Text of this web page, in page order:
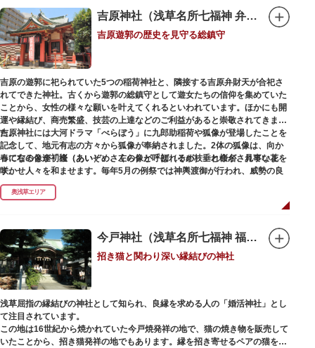
なでる場所によって異なるご利益を授かるといわれる「なでおかめ」も人
気。ふっくらとした優しい顔立ちのおかめは「お多福」とも言われ、福が多
く幸せを招く女性の象徴という事から長年親しまれる縁起物です。
ご祭神としては天日鷲命（あめのひわしのみこと）と日本武尊（やまとたけ
るのみこと）の他、浅草名所七福神のひとつとしても知られ、寿老人が祀ら
れています。
吉原神社（浅草名所七福神 弁財天）
吉原遊郭の歴史を見守る総鎮守
吉原の遊郭に祀られていた5つの稲荷神社と、隣接する吉原弁財天が合祀さ
れてできた神社。古くから遊郭の総鎮守として遊女たちの信仰を集めていた
ことから、女性の様々な願いを叶えてくれるといわれています。ほかにも開
運や縁結び、商売繁盛、技芸の上達などのご利益があると崇敬されてきまし
た。
春になると逢初桜（あいぞめさくら）と呼ばれるが枝垂れ桜が、見事な花を
咲かせ人々を和ませます。毎年5月の例祭では神輿渡御が行われ、威勢の良
い掛け声とともに各町は活気にあふれます。
吉原弁財天は浅草名所七福神の一社・弁財天にあたり、七福神に関する授与
吉原神社には大河ドラマ「べらぼう」に九郎助稲荷や狐像が登場したことを
記念して、地元有志の方々から狐像が奉納されました。2体の狐像は、向か
って右の像が「逢（あい）」、左の像が「初（そめ）」と命名されていま
す。
奥浅草エリア
今戸神社（浅草名所七福神 福禄寿）
招き猫と関わり深い縁結びの神社
浅草屈指の縁結びの神社として知られ、良縁を求める人の「婚活神社」とし
て注目されています。
この地は16世紀から焼かれていた今戸焼発祥の地で、猫の焼き物を販売して
いたことから、招き猫発祥の地でもあります。縁を招き寄せるペアの猫をモ